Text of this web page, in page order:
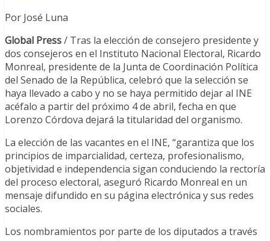
Por José Luna
Global Press/ Tras la elección de consejero presidente y
dos consejeros en el Instituto Nacional Electoral, Ricardo
Monreal, presidente de la Junta de Coordinación Política
del Senado de la República, celebró que la selección se
haya llevado a cabo y no se haya permitido dejar al INE
acéfalo a partir del próximo 4 de abril, fecha en que
Lorenzo Córdova dejará la titularidad del organismo.
La elección de las vacantes en el INE, “garantiza que los
principios de imparcialidad, certeza, profesionalismo,
objetividad e independencia sigan conduciendo la rectoría
del proceso electoral, aseguró Ricardo Monreal en un
mensaje difundido en su página electrónica y sus redes
sociales.
Los nombramientos por parte de los diputados a través